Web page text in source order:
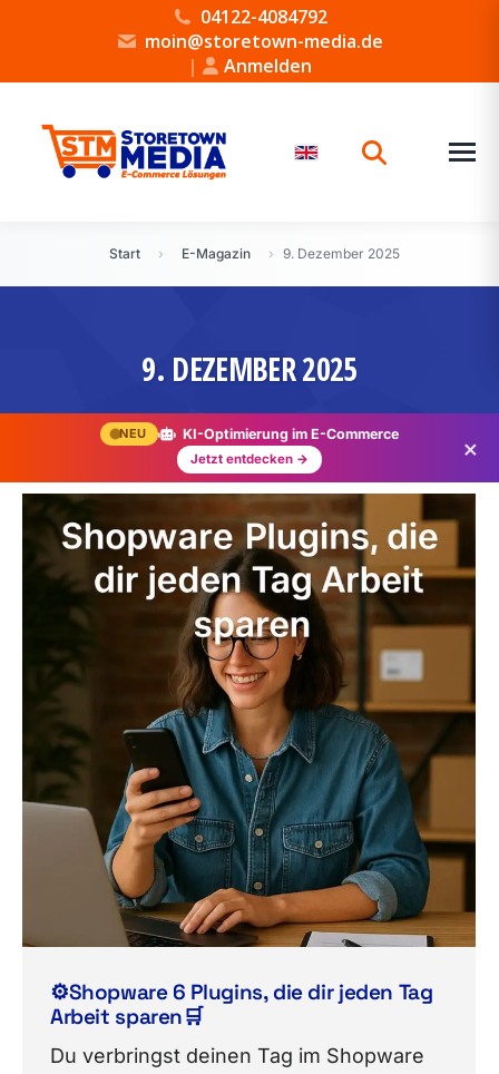
04122-4084792
moin@storetown-media.de
|
Anmelden
Start › E-Magazin › 9. Dezember 2025
NEU KI-Optimierung im E-Commerce
Jetzt entdecken → ×
9. DEZEMBER 2025
⚙️Shopware 6 Plugins, die dir jeden Tag
Arbeit sparen🛒
Du verbringst deinen Tag im Shopware